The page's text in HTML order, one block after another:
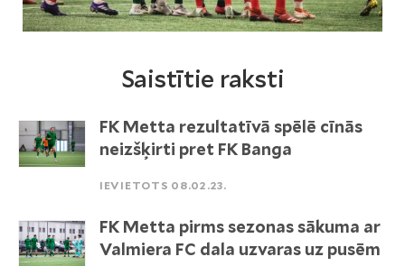
Saistītie raksti
FK Metta rezultatīvā spēlē cīnās
neizšķirti pret FK Banga
IEVIETOTS 08.02.23.
FK Metta pirms sezonas sākuma ar
Valmiera FC dala uzvaras uz pusēm